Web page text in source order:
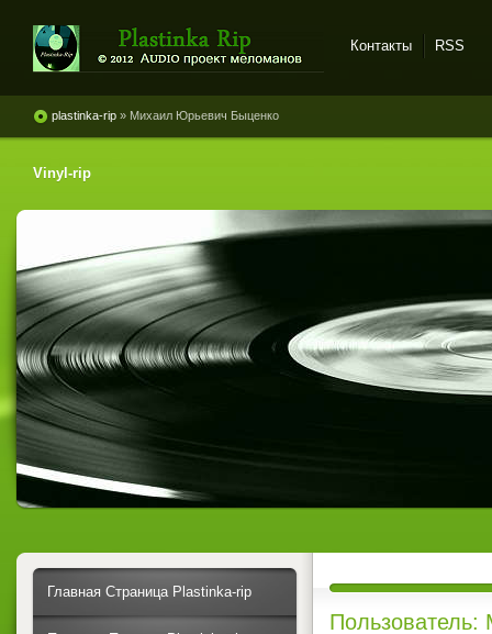
винила и магнитоальбомов
Контакты RSS
plastinka-rip » Михаил Юрьевич Быценко
Vinyl-rip
Главная Страница Plastinka-rip